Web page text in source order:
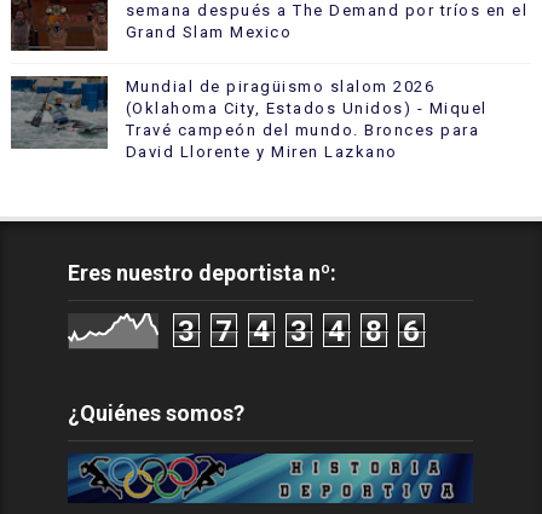
semana después a The Demand por tríos en el
Grand Slam Mexico
Mundial de piragüismo slalom 2026
(Oklahoma City, Estados Unidos) - Miquel
Travé campeón del mundo. Bronces para
David Llorente y Miren Lazkano
Eres nuestro deportista nº:
3 7 4 3 4 8 6
¿Quiénes somos?